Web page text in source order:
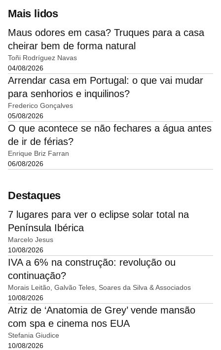
Mais lidos
Maus odores em casa? Truques para a casa
cheirar bem de forma natural
Toñi Rodríguez Navas
04/08/2026
Arrendar casa em Portugal: o que vai mudar
para senhorios e inquilinos?
Frederico Gonçalves
05/08/2026
O que acontece se não fechares a água antes
de ir de férias?
Enrique Briz Farran
06/08/2026
Destaques
7 lugares para ver o eclipse solar total na
Península Ibérica
Marcelo Jesus
10/08/2026
IVA a 6% na construção: revolução ou
continuação?
Morais Leitão, Galvão Teles, Soares da Silva & Associados
10/08/2026
Atriz de ‘Anatomia de Grey’ vende mansão
com spa e cinema nos EUA
Stefania Giudice
10/08/2026